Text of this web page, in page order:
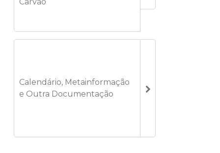
Calendário, Metainformação
e Outra Documentação